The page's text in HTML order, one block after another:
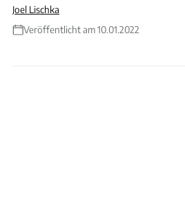
Joel Lischka
Veröffentlicht am 10.01.2022